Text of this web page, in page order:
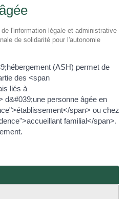
l'information légale et administrative
de solidarité pour l'autonomie
(ASH) permet de
des <span
liés à
d&#039;une personne âgée en
span> ou chez
familial</span>.